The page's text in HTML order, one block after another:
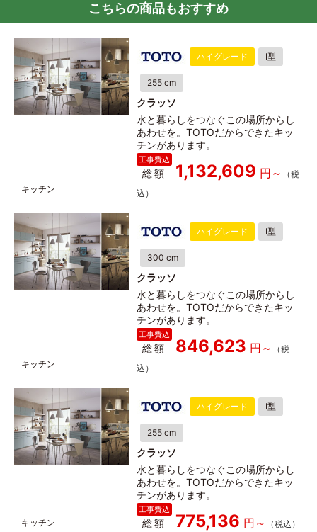
こちらの商品もおすすめ
ハイグレード I型
255 cm
クラッソ
水と暮らしをつなぐこの場所からし
あわせを。TOTOだからできたキッ
チンがあります。
総額 1,132,609
ハイグレード I型
300 cm
クラッソ
水と暮らしをつなぐこの場所からし
あわせを。TOTOだからできたキッ
チンがあります。
総額 846,623
ハイグレード I型
255 cm
クラッソ
水と暮らしをつなぐこの場所からし
あわせを。TOTOだからできたキッ
チンがあります。
総額 775,136